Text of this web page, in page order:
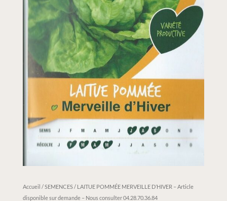
Accueil /SEMENCES/ LAITUE POMMÉE MERVEILLE D’HIVER – Article
disponible sur demande – Nous consulter 04.28.70.36.84